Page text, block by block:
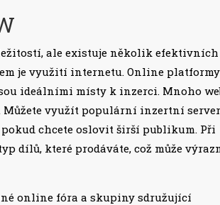
ale existuje několik efektivních
je využití internetu. Online platformy
ideálními místy k inzerci. Mnoho
využít populární inzertní
pokud chcete oslovit širší publikum. Při
dílů, které prodáváte, což může
online fóra a skupiny sdružující